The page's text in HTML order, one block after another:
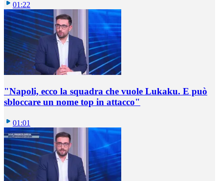
01:22
"Napoli, ecco la squadra che vuole Lukaku. E può
sbloccare un nome top in attacco"
01:01